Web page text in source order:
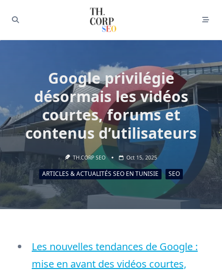
Google privilégie
désormais les vidéos
courtes, forums et
contenus d’utilisateurs
TH.CORP SEO Oct 15, 2025
ARTICLES & ACTUALITÉS SEO EN TUNISIE SEO
Les nouvelles tendances de Google :
mise en avant des vidéos courtes,